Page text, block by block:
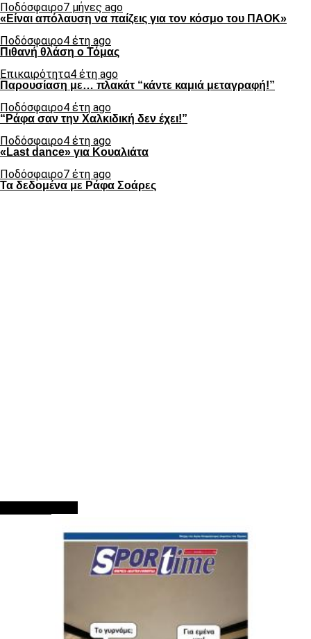
Ποδόσφαιρο7 μήνες ago
«Είναι απόλαυση να παίζεις για τον κόσμο του ΠΑΟΚ»
Ποδόσφαιρο4 έτη ago
Πιθανή θλάση ο Τόμας
Επικαιρότητα4 έτη ago
Παρουσίαση με… πλακάτ “κάντε καμιά μεταγραφή!”
Ποδόσφαιρο4 έτη ago
“Ράφα σαν την Χαλκιδική δεν έχει!”
Ποδόσφαιρο4 έτη ago
«Last dance» για Κουαλιάτα
Ποδόσφαιρο7 έτη ago
Τα δεδομένα με Ράφα Σοάρες